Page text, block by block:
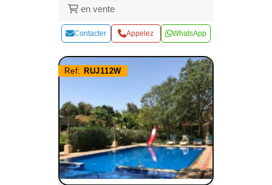
en vente
Contacter Appelez WhatsApp
Ref: RUJ112W